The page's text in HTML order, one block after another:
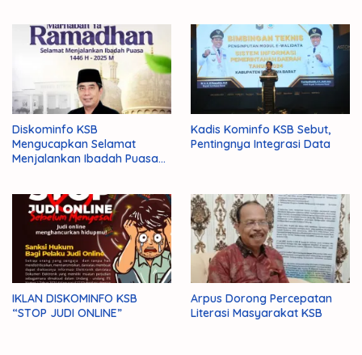
Diskominfo KSB
Mengucapkan Selamat
Menjalankan Ibadah Puasa
Kadis Kominfo KSB Sebut,
Pentingnya Integrasi Data
IKLAN DISKOMINFO KSB
“STOP JUDI ONLINE”
Arpus Dorong Percepatan
Literasi Masyarakat KSB